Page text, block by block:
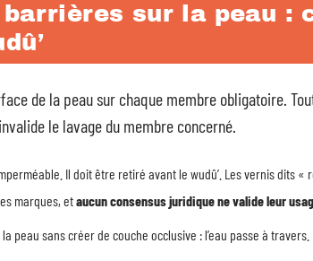
sur la peau :
de la peau sur chaque membre obligatoire.
le lavage du membre concerné.
Il doit être retiré avant le wudû’. Les vernis dits
marques, etaucun consensus juridique ne valide leur
peau sans créer de couche occlusive : l’eau passe à travers.